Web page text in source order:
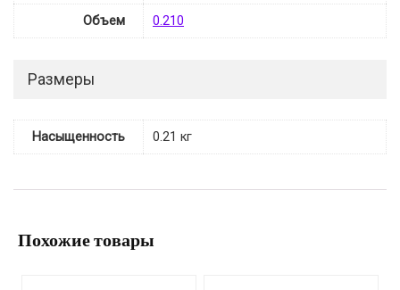
Объем 0.210
Размеры
Насыщенность 0.21 кг
Похожие товары